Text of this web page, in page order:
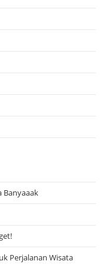
Banyaaak
Perjalanan Wisata